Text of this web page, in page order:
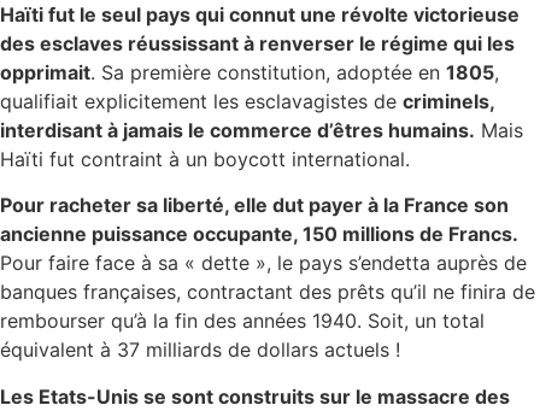
Haïti fut le seul pays qui connut une révolte victorieuse
des esclaves réussissant à renverser le régime qui les
opprimait. Sa première constitution, adoptée en 1805,
qualifiait explicitement les esclavagistes de criminels,
interdisant à jamais le commerce d’êtres humains. Mais
Haïti fut contraint à un boycott international.
Pour racheter sa liberté, elle dut payer à la France son
ancienne puissance occupante, 150 millions de Francs.
Pour faire face à sa « dette », le pays s’endetta auprès de
banques françaises, contractant des prêts qu’il ne finira de
rembourser qu’à la fin des années 1940. Soit, un total
équivalent à 37 milliards de dollars actuels !
Les Etats-Unis se sont construits sur le massacre des